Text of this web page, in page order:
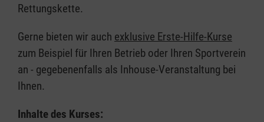
Rettungskette.
Gerne bieten wir auch exklusive Erste-Hilfe-Kurse
zum Beispiel für Ihren Betrieb oder Ihren Sportverein
an - gegebenenfalls als Inhouse-Veranstaltung bei
Ihnen.
Inhalte des Kurses: